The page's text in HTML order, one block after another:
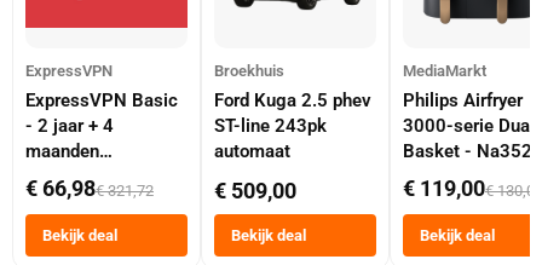
ExpressVPN
ExpressVPN Basic
- 2 jaar + 4
maanden
abonnement
€ 66,98€ 321,72
Bekijk deal
Broekhuis
Ford Kuga 2.5 phev
ST-line 243pk
automaat
€ 509,00
Bekijk deal
MediaMarkt
Philips Airfryer
3000-serie Dual
Basket -
Dubbele Mand 9
Tot 6 Personen
Heteluchtfriteuse
Zwart
€ 119,00€ 130,00
Bekijk deal